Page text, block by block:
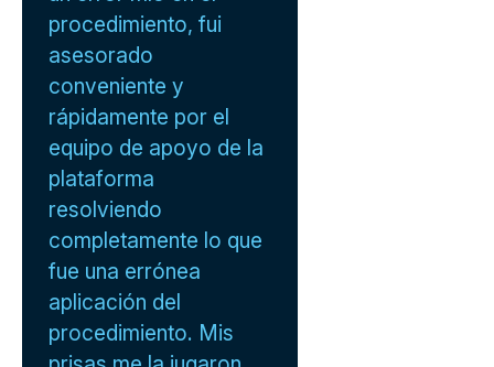
procedimiento, fui
asesorado
conveniente y
rápidamente por el
equipo de apoyo de la
plataforma
resolviendo
completamente lo que
fue una errónea
aplicación del
procedimiento. Mis